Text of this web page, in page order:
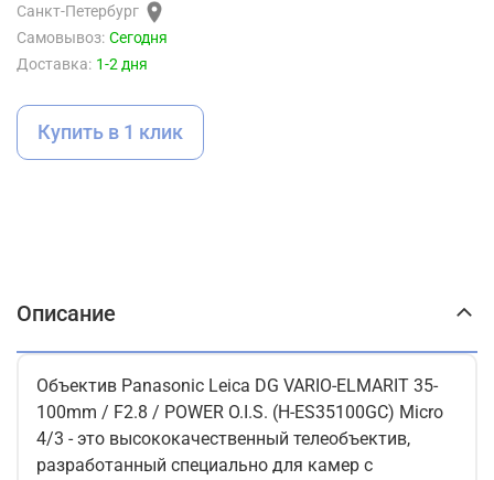
Санкт-Петербург
Самовывоз: Сегодня
Доставка: 1-2 дня
Купить в 1 клик
Описание
Объектив Panasonic Leica DG VARIO-ELMARIT 35-
100mm / F2.8 / POWER O.I.S. (H-ES35100GC) Micro
4/3 - это высококачественный телеобъектив,
разработанный специально для камер с